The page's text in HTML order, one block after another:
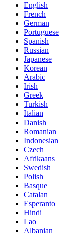
English
French
German
Portuguese
Spanish
Russian
Japanese
Korean
Arabic
Irish
Greek
Turkish
Italian
Danish
Romanian
Indonesian
Czech
Afrikaans
Swedish
Polish
Basque
Catalan
Esperanto
Hindi
Lao
Albanian